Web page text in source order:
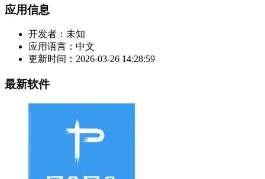
应用信息
开发者： 未知
应用语言： 中文
更新时间： 2026-03-26 14:28:59
最新软件